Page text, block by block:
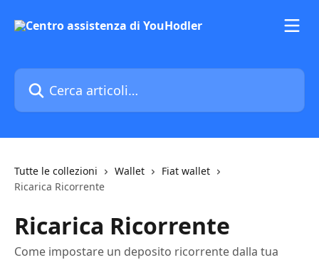
Cerca articoli…
Tutte le collezioni Wallet
Fiat wallet
Ricarica Ricorrente
Ricarica Ricorrente
Come impostare un deposito ricorrente dalla tua